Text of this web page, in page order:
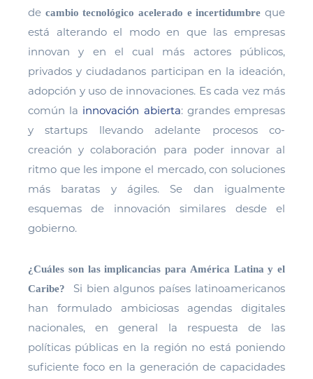
de cambio tecnológico acelerado e incertidumbre que
está alterando el modo en que las empresas
innovan y en el cual más actores públicos,
privados y ciudadanos participan en la ideación,
adopción y uso de innovaciones. Es cada vez más
común la innovación abierta: grandes empresas
y startups llevando adelante procesos co-
creación y colaboración para poder innovar al
ritmo que les impone el mercado, con soluciones
más baratas y ágiles. Se dan igualmente
esquemas de innovación similares desde el
gobierno.
¿Cuáles son las implicancias para América Latina y el
Caribe?
Si bien algunos países latinoamericanos
han formulado ambiciosas agendas digitales
nacionales, en general la respuesta de las
políticas públicas en la región no está poniendo
suficiente foco en la generación de capacidades